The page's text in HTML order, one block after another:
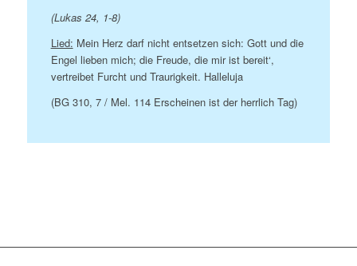
(Lukas 24, 1-8)
Lied: Mein Herz darf nicht entsetzen sich: Gott und die
Engel lieben mich; die Freude, die mir ist bereit‘,
vertreibet Furcht und Traurigkeit. Halleluja
(BG 310, 7 / Mel. 114 Erscheinen ist der herrlich Tag)